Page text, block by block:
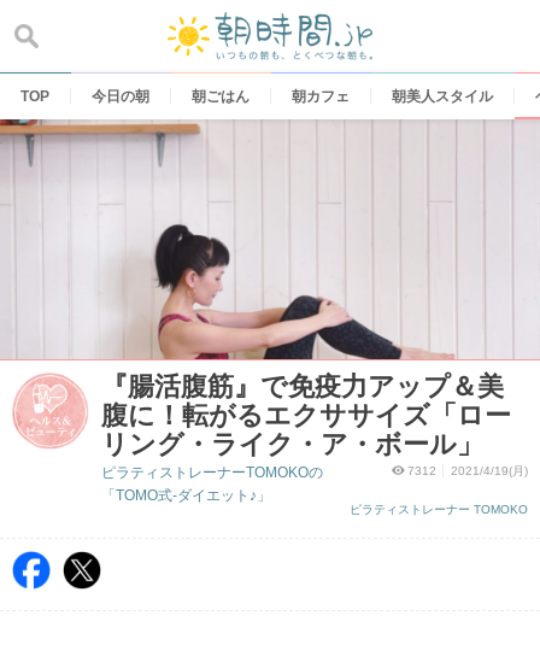
content
TOP 今日の朝 朝ごはん 朝カフェ 朝美人スタイル
『腸活腹筋』で免疫力アップ＆美
腹に！転がるエクササイズ「ロー
リング・ライク・ア・ボール」
7312 2021/4/19(月)
ピラティストレーナー TOMOKO
ピラティストレーナーTOMOKOの
「TOMO式-ダイエット♪」